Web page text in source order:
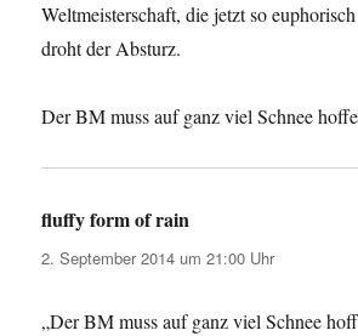
Weltmeisterschaft, die jetzt so
droht der Absturz.
Der BM muss auf ganz viel Schnee
fluffy form of rain
2. September 2014 um 21:00 Uhr
„Der BM muss auf ganz viel Schnee